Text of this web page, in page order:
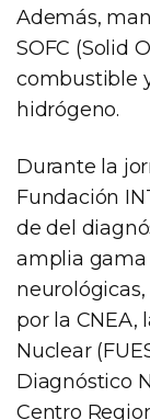
Además,
SOFC (Solid
combustible
hidrógeno.
Durante la
Fundación
de del
amplia gama
por la CNEA,
Nuclear
Diagnóstico
Centro